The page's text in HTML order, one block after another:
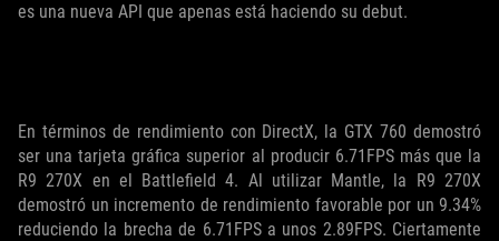
es una nueva API que apenas está haciendo su debut.
En términos de rendimiento con DirectX, la GTX 760 demostró
ser una tarjeta gráfica superior al producir 6.71FPS más que la
R9 270X en el Battlefield 4. Al utilizar Mantle, la R9 270X
demostró un incremento de rendimiento favorable por un 9.34%
reduciendo la brecha de 6.71FPS a unos 2.89FPS. Ciertamente